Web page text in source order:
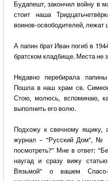
Будапешт, закончил войну в
стоит наша
воинов-освободителей, лежат
А папин брат Иван погиб в
братском кладбище. Места не
Недавно перебирала
Пошла в наш храм св.
Стою, молюсь, вспоминаю,
выполнить его волю.
Подхожу к свечному ящику,
журнал – “Русский Дом”, №
посмотреть?” Мне в ответ:
наугад и сразу вижу
Вязьмой” о вашем Спасо-